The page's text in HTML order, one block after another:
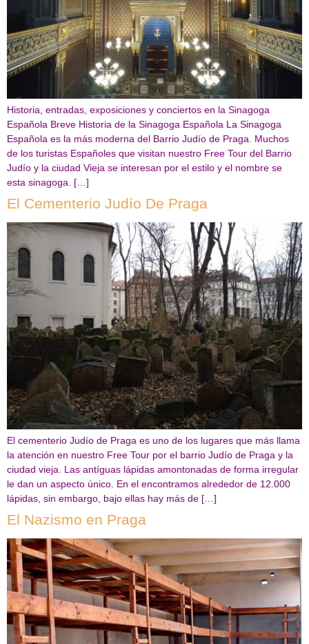
Historia, entradas, exposiciones y conciertos en la Sinagoga
Española Breve Historia de la Sinagoga Española La Sinagoga
Española es la más moderna del Barrio Judío de Praga. Muchos
de los turistas Españoles que visitan nuestro Free Tour del Barrio
Judío y la ciudad Vieja se interesan por el estilo y el nombre se
esta sinagoga. […]
El Cementerio Judío De Praga
El cementerio Judío de Praga es uno de los lugares que más llama
la atención en nuestro Free Tour por el barrio Judío de Praga y la
ciudad vieja. Las antíguas lápidas amontonadas de forma irregular
le dan un aspecto único. En el encontramos alrededor de 12.000
lápidas, sin embargo, bajo ellas hay más de […]
El Nazismo en Praga